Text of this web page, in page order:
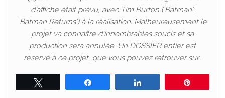
d’affiche était prévu, avec Tim Burton (‘Batman‘;
‘Batman Returns‘) à la réalisation. Malheureusement le
projet va connaître d’innombrables soucis et sa
production sera annulée. Un DOSSIER entier est
réservé à ce projet, que vous pouvez retrouver sur…